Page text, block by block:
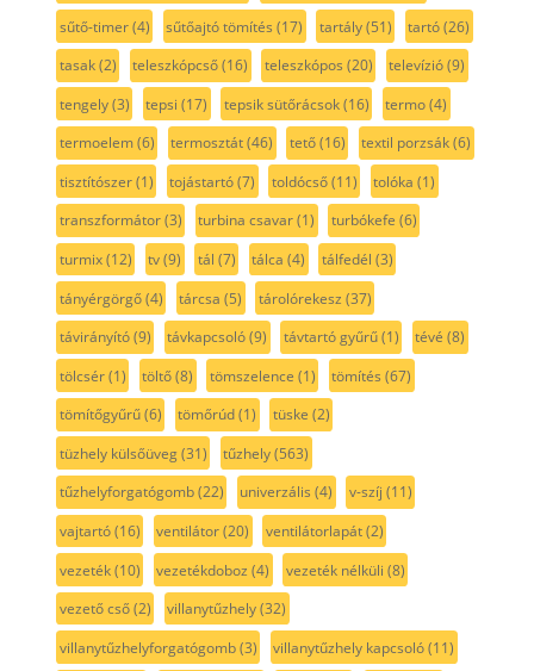
sűtő-timer(4) sűtőajtó tömítés (17) tartály(51) tartó(26)
tasak(2) teleszkópcső(16) teleszkópos (20) televízió(9)
tengely(3) tepsi (17) tepsik sütőrácsok(16) termo(4)
termoelem(6) termosztát(46) tető(16) textil porzsák(6)
tisztítószer(1) tojástartó(7) toldócső(11) tolóka (1)
transzformátor(3) turbina csavar(1) turbókefe (6)
turmix(12) tv(9) tál (7) tálca (4) tálfedél (3)
tányérgörgő(4) tárcsa (5) tárolórekesz (37)
távirányító(9) távkapcsoló(9) távtartó gyűrű(1) tévé (8)
tölcsér(1) töltő(8) tömszelence (1) tömítés (67)
tömítőgyűrű(6) tömőrúd(1) tüske (2)
tüzhely külsőüveg(31) tűzhely(563)
tűzhelyforgatógomb(22) univerzális (4) v-szíj (11)
vajtartó(16) ventilátor(20) ventilátorlapát(2)
vezeték(10) vezetékdoboz (4) vezeték nélküli (8)
vezető cső(2) villanytűzhely(32)
villanytűzhelyforgatógomb(3) villanytűzhely kapcsoló(11)